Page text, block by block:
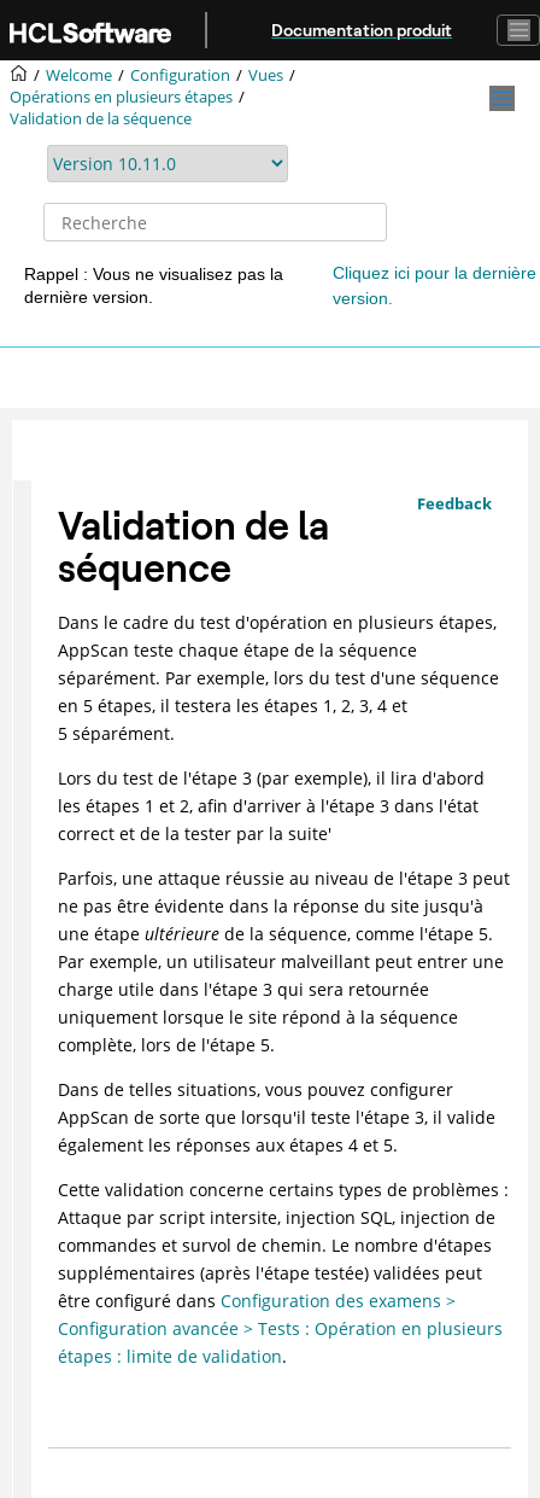
Aller au contenu principal
Documentation produit
Welcome Configuration
Vues
Opérations en plusieurs étapes
Validation de la séquence
Rappel : Vous ne visualisez pas la
dernière version.
Cliquez ici pour la dernière
version.
Feedback
Validation de la
séquence
Dans le cadre du test d'opération en plusieurs étapes,
AppScan teste chaque étape de la séquence
séparément. Par exemple, lors du test d'une séquence
en 5 étapes, il testera les étapes 1, 2, 3, 4 et
5 séparément.
Lors du test de l'étape 3 (par exemple), il lira d'abord
les étapes 1 et 2, afin d'arriver à l'étape 3 dans l'état
correct et de la tester par la suite'
Parfois, une attaque réussie au niveau de l'étape 3 peut
ne pas être évidente dans la réponse du site jusqu'à
une étape ultérieurede la séquence, comme l'étape 5.
Par exemple, un utilisateur malveillant peut entrer une
charge utile dans l'étape 3 qui sera retournée
uniquement lorsque le site répond à la séquence
complète, lors de l'étape 5.
Dans de telles situations, vous pouvez configurer
AppScan de sorte que lorsqu'il teste l'étape 3, il valide
également les réponses aux étapes 4 et 5.
Cette validation concerne certains types de problèmes :
Attaque par script intersite, injection SQL, injection de
commandes et survol de chemin. Le nombre d'étapes
supplémentaires (après l'étape testée) validées peut
être configuré dans Configuration des examens >
Configuration avancée > Tests : Opération en plusieurs
étapes : limite de validation.